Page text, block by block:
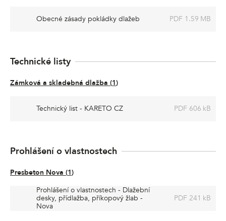
Obecné zásady pokládky dlažeb PDF 1.59 MB
Technické listy
Zámková a skladebná dlažba (1)
Technický list - KARETO CZ PDF 606 kB
Prohlášení o vlastnostech
Presbeton Nova (1)
Prohlášení o vlastnostech - Dlažební
desky, přídlažba, příkopový žlab -
Nova
PDF 241 kB